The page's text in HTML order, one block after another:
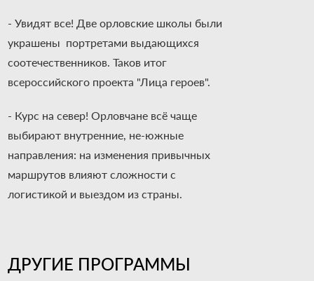
- Увидят все! Две орловские школы были
украшены портретами выдающихся
соотечественников. Таков итог
всероссийского проекта "Лица героев".
- Курс на север! Орловчане всё чаще
выбирают внутренние, не-южные
направления: на изменения привычных
маршрутов влияют сложности с
логистикой и выездом из страны.
ДРУГИЕ ПРОГРАММЫ